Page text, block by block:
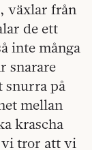
växlar från
de ett
inte många
snarare
snurra på
mellan
krascha
vi tror att vi